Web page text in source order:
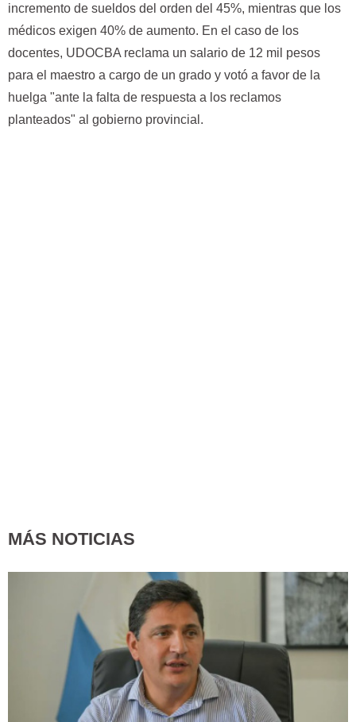
incremento de sueldos del orden del 45%, mientras que los
médicos exigen 40% de aumento. En el caso de los
docentes, UDOCBA reclama un salario de 12 mil pesos
para el maestro a cargo de un grado y votó a favor de la
huelga "ante la falta de respuesta a los reclamos
planteados" al gobierno provincial.
MÁS NOTICIAS